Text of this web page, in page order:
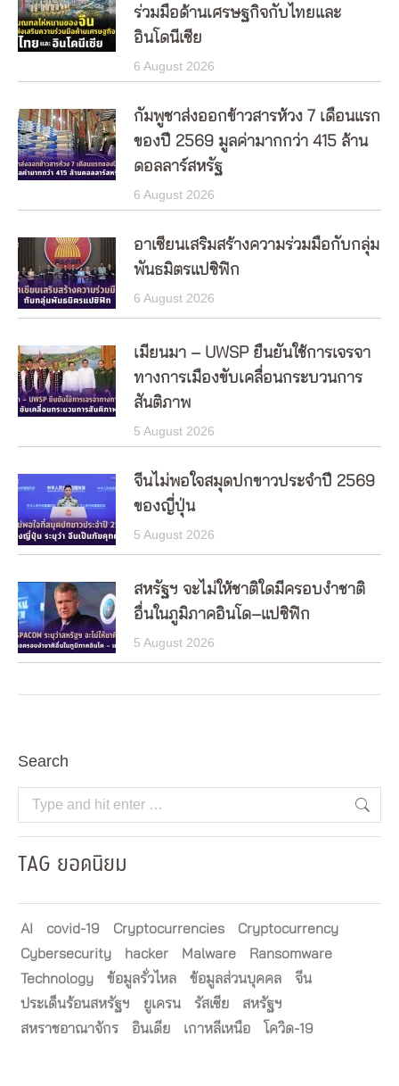
ร่วมมือด้านเศรษฐกิจกับไทยและ
อินโดนีเซีย
6 August 2026
กัมพูชาส่งออกข้าวสารห้วง 7 เดือนแรก
ของปี 2569 มูลค่ามากกว่า 415 ล้าน
ดอลลาร์สหรัฐ
6 August 2026
อาเซียนเสริมสร้างความร่วมมือกับกลุ่ม
พันธมิตรแปซิฟิก
6 August 2026
เมียนมา – UWSP ยืนยันใช้การเจรจา
ทางการเมืองขับเคลื่อนกระบวนการ
สันติภาพ
5 August 2026
จีนไม่พอใจสมุดปกขาวประจำปี 2569
ของญี่ปุ่น
5 August 2026
สหรัฐฯ จะไม่ให้ชาติใดมีครอบงำชาติ
อื่นในภูมิภาคอินโด–แปซิฟิก
5 August 2026
Search
Search:
TAG ยอดนิยม
AI covid-19 Cryptocurrencies
Cryptocurrency
Cybersecurity
hacker Malware
Ransomware
Technology
ข้อมูลรั่วไหล ข้อมูลส่วนบุคคล
จีน
ประเด็นร้อนสหรัฐฯ
ยูเครน รัสเซีย
สหรัฐฯ
สหราชอาณาจักร
อินเดีย เกาหลีเหนือ โควิด-19